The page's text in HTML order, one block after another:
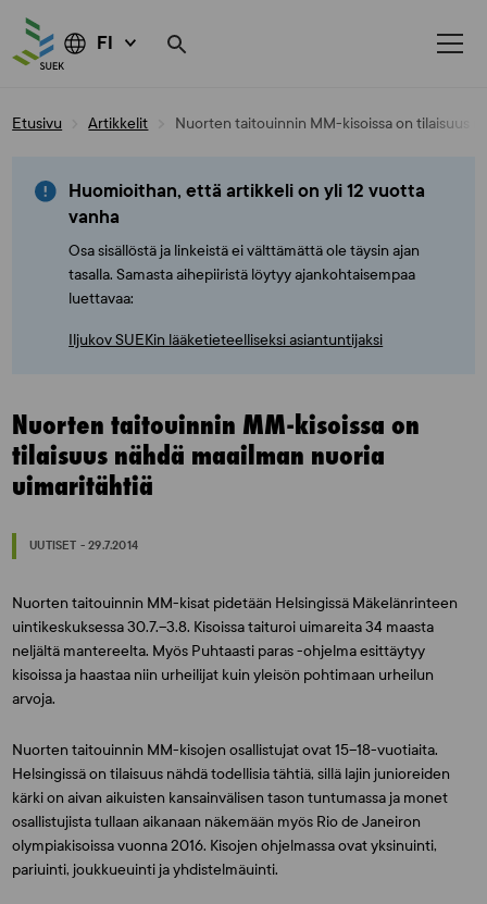
FI
Etusivu Artikkelit Nuorten taitouinnin MM-kisoissa on tilaisuus
Huomioithan, että artikkeli on yli 12 vuotta
vanha
Osa sisällöstä ja linkeistä ei välttämättä ole täysin ajan
tasalla. Samasta aihepiiristä löytyy ajankohtaisempaa
luettavaa:
Iljukov SUEKin lääketieteelliseksi asiantuntijaksi
Nuorten taitouinnin MM-kisoissa on
tilaisuus nähdä maailman nuoria
uimaritähtiä
UUTISET - 29.7.2014
Nuorten taitouinnin MM-kisat pidetään Helsingissä Mäkelänrinteen
uintikeskuksessa 30.7.–3.8. Kisoissa taituroi uimareita 34 maasta
neljältä mantereelta. Myös Puhtaasti paras -ohjelma esittäytyy
kisoissa ja haastaa niin urheilijat kuin yleisön pohtimaan urheilun
arvoja.
Nuorten taitouinnin MM-kisojen osallistujat ovat 15–18-vuotiaita.
Helsingissä on tilaisuus nähdä todellisia tähtiä, sillä lajin junioreiden
kärki on aivan aikuisten kansainvälisen tason tuntumassa ja monet
osallistujista tullaan aikanaan näkemään myös Rio de Janeiron
olympiakisoissa vuonna 2016. Kisojen ohjelmassa ovat yksinuinti,
pariuinti, joukkueuinti ja yhdistelmäuinti.